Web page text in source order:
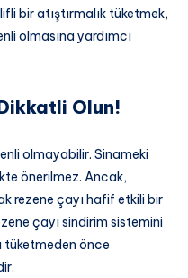
bir atıştırmalık tüketmek,
olmasına yardımcı
Olun!
olmayabilir. Sinameki
önerilmez. Ancak,
rezene çayı hafif etkili bir
çayı sindirim sistemini
tüketmeden önce